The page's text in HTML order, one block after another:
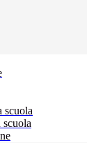
scuola
scuola